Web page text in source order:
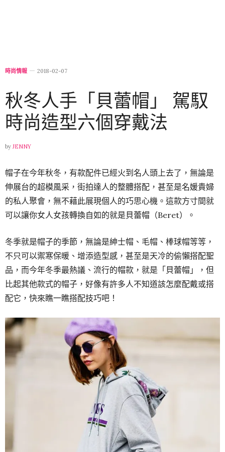
時尚情報 2018-02-07
秋冬人手「貝蕾帽」 駕馭
時尚造型六個穿戴法
by JENNY
帽子在今年秋冬，有款配件已經火到名人頭上去了，無論是
伸展台的超模風采，街拍達人的整體搭配，甚至是名媛貴婦
的私人聚會，無不藉此展現個人的巧思心機。這款方寸間就
可以讓你女人女孩轉換自如的就是貝蕾帽（Beret）。
冬季就是帽子的季節，無論是紳士帽、毛帽、棒球帽等等，
不只可以禦寒保暖、增添造型感，甚至是天冷的偷懶搭配聖
品，而今年冬季最熱議、流行的帽款，就是「貝蕾帽」，但
比起其他款式的帽子，好像有許多人不知道該怎麼配戴或搭
配它，快來瞧一瞧搭配技巧吧！